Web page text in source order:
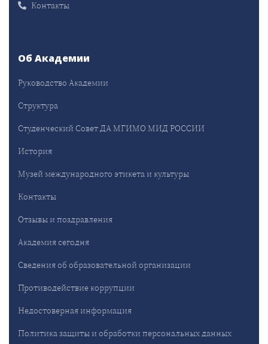
Контакты
Об Академии
Руководство Академии
Структура
Студенческий Совет ДА МГИМО МИД РОССИИ
История
Музей международного этикета и культуры
Контакты
Отзывы и поздравления
Академия сегодня
Сведения об образовательной организации
Противодействие коррупции
Недостоверная информация
Политика защиты и обработки персональных данных